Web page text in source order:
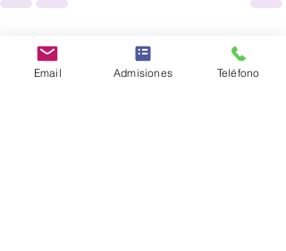
Entradas recientes Ver todo
Email Admisiones Teléfono